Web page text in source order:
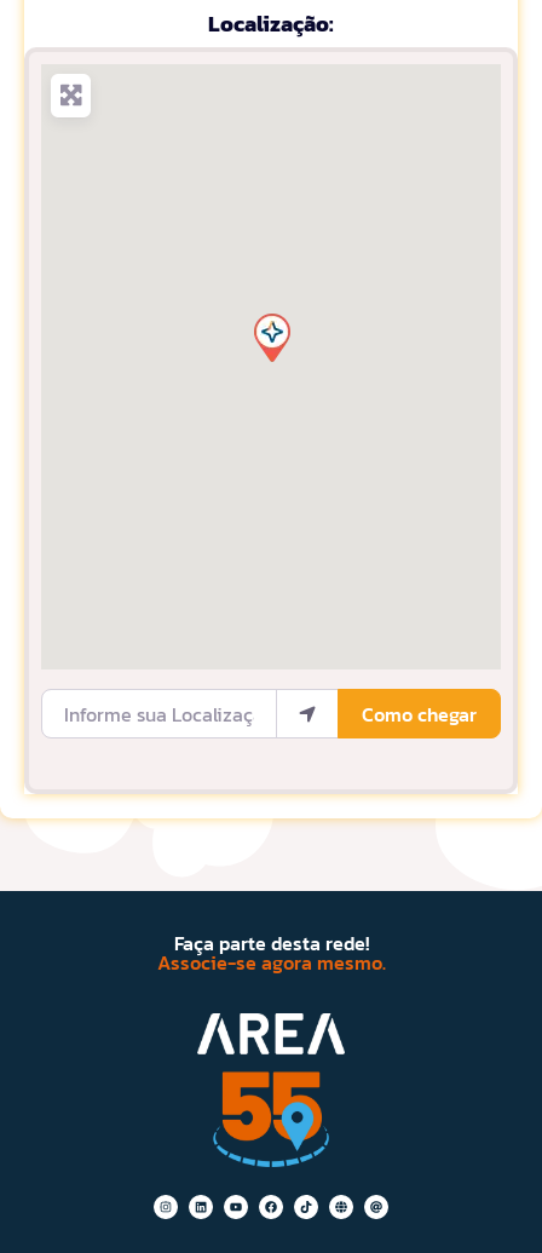
Localização:
Informe sua Localização
Como chegar
Faça parte desta rede!
Associe-se agora mesmo.